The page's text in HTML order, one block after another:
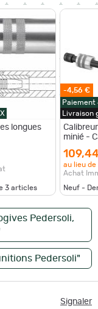
longues
3 articles
-4,56 €
Paiement
Livraison
minié -
au lieu de
Achat
Neuf -
Pedersoli,
Pedersoli"
Signaler